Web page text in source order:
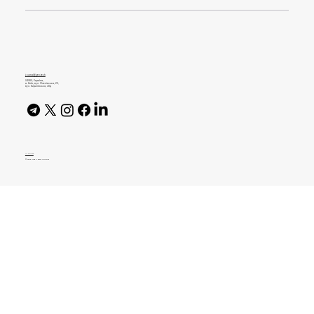
journal@gen.tech
04080, Україна,
м. Київ, вул. Оленівська, 23,​
вул. Кирилівська, 40р
AI Policy
© 2026 High Bar Journal